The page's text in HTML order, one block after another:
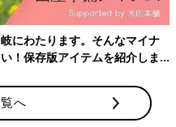
にわたります。そんなマイナ
！保存版アイテムを紹介しま
へ